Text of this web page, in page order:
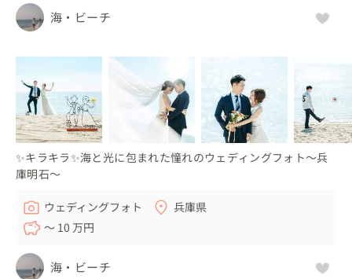
海・ビーチ
✨キラキラ✨海と光に包まれた憧れのウェディングフォト～兵
庫明石～
ウェディングフォト
兵庫県
〜 10 万円
海・ビーチ